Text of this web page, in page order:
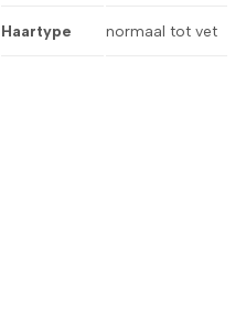
Haartype normaal tot vet